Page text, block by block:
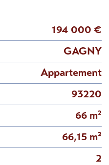
194 000 €
GAGNY
Appartement
93220
66 m²
66,15 m²
2